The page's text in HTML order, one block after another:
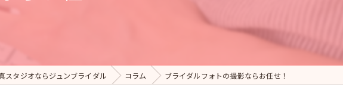
スタジオならジュンブライダル コラム ブライダルフォトの撮影ならお任せ！